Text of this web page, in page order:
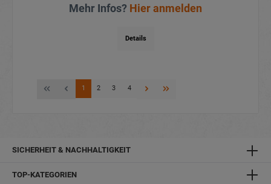
Mehr Infos? Hier anmelden
Details
1 2 3 4
SICHERHEIT & NACHHALTIGKEIT
TOP-KATEGORIEN